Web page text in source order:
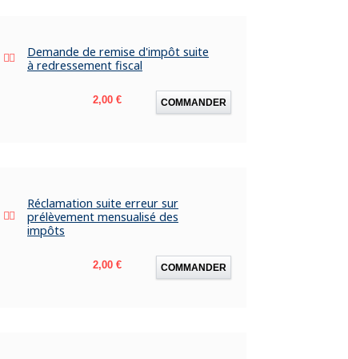
Demande de remise d'impôt suite
à redressement fiscal
Prix
2,00 € COMMANDER
Réclamation suite erreur sur
prélèvement mensualisé des
impôts
Prix
2,00 € COMMANDER